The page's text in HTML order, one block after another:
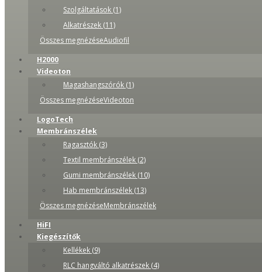
Szolgáltatások (1)
Alkatrészek (11)
Összes megnézéseAudiofil
H2000
Videoton
Magashangszórók (1)
Összes megnézéseVideoton
LogoTech
Membránszélek
Ragasztók (3)
Textil membránszélek (2)
Gumi membránszélek (10)
Hab membránszélek (13)
Összes megnézéseMembránszélek
HiFI
Kiegészítők
Kellékek (9)
RLC hangváltó alkatrészek (4)